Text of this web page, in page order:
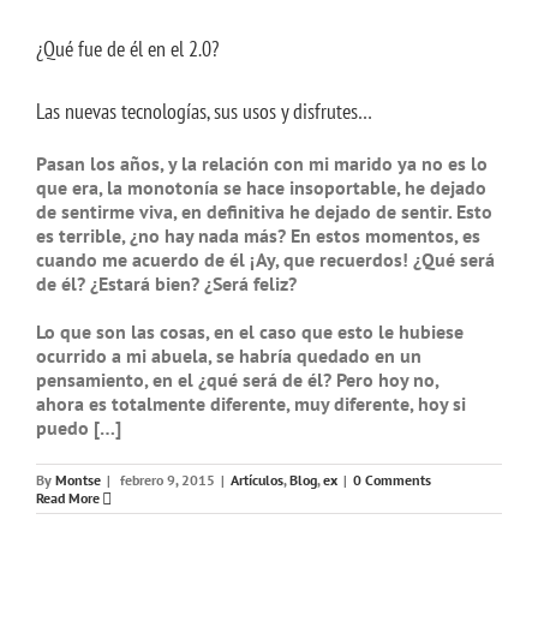
¿Qué fue de él en el 2.0?
Las nuevas tecnologías, sus usos y disfrutes…
Pasan los años, y la relación con mi marido ya no es lo
que era, la monotonía se hace insoportable, he dejado
de sentirme viva, en definitiva he dejado de sentir. Esto
es terrible, ¿no hay nada más? En estos momentos, es
cuando me acuerdo de él ¡Ay, que recuerdos! ¿Qué será
de él? ¿Estará bien? ¿Será feliz?
Lo que son las cosas, en el caso que esto le hubiese
ocurrido a mi abuela, se habría quedado en un
pensamiento, en el ¿qué será de él? Pero hoy no,
ahora es totalmente diferente, muy diferente, hoy si
puedo […]
By Montse | febrero 9, 2015 | Artículos,Blog,ex | 0 Comments
Read More